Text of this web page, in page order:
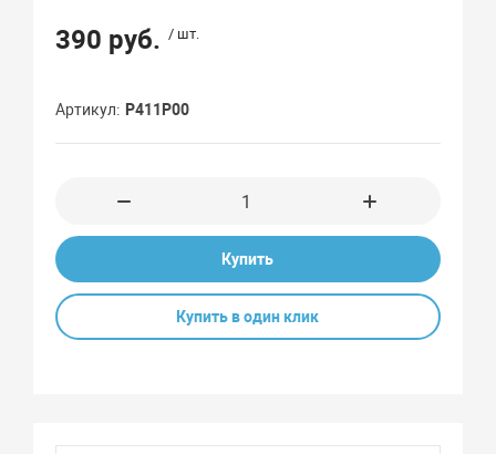
390 руб. / шт.
Артикул Р411Р00
Купить
Купить в один клик